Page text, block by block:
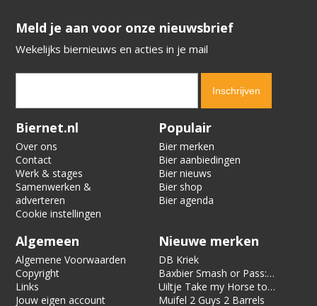
​​​​​​​Meld je aan voor onze nieuwsbrief
Wekelijks biernieuws en acties in je mail
Verification code:
Biernet.nl
Over ons
Contact
Werk & stages
Samenwerken &
adverteren
Cookie instellingen
Populair
Bier merken
Bier aanbiedingen
Bier nieuws
Bier shop
Bier agenda
Algemeen
Algemene Voorwaarden
Copyright
Links
Jouw eigen account
Nieuwe merken
DB Kriek
Baxbier Smash or Pass:
Strata
Uiltje Take my Horse to
the Hotel Room
Muifel 2 Guys 2 Barrels